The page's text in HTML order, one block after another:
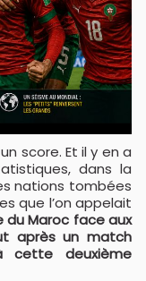
dans la
nations tombées
que l’on appelait
du Maroc face aux
après un match
cette deuxième